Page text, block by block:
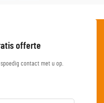
offerte
contact met u op.